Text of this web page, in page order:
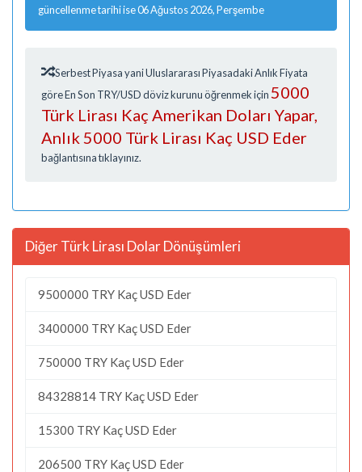
güncellenme tarihi ise 06 Ağustos 2026, Perşembe
Serbest Piyasa yani Uluslararası Piyasadaki Anlık Fiyata
göre En Son TRY/USD döviz kurunu öğrenmek için 5000
Türk Lirası Kaç Amerikan Doları Yapar,
Anlık 5000 Türk Lirası Kaç USD Eder
bağlantısına tıklayınız.
Diğer Türk Lirası Dolar Dönüşümleri
9500000 TRY Kaç USD Eder
3400000 TRY Kaç USD Eder
750000 TRY Kaç USD Eder
84328814 TRY Kaç USD Eder
15300 TRY Kaç USD Eder
206500 TRY Kaç USD Eder